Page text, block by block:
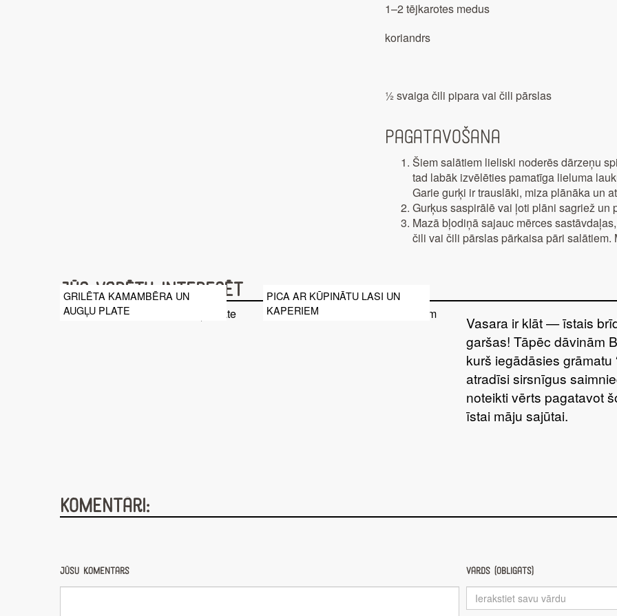
1–2 tējkarotes medus
koriandrs
½ svaiga čili pipara vai čili pārslas
Pagatavošana
Šiem salātiem lieliski noderēs dārzeņu
tad labāk izvēlēties pamatīga lieluma
Garie gurķi ir trauslāki, miza plānāka un
Gurķus saspirālē vai ļoti plāni sagriež un
Mazā bļodiņā sajauc mērces
čili vai čili pārslas pārkaisa pāri salātiem.
Jūs varētu interesēt
GRILĒTA KAMAMBĒRA UN
AUGĻU PLATE
PICA AR KŪPINĀTU LASI UN
KAPERIEM
Vasara ir klāt — īstais
garšas! Tāpēc dāvinām
kurš iegādāsies grāmatu
atradīsi sirsnīgus
noteikti vērts pagatavot
īstai māju sajūtai.
Komentāri:
Jūsu komentārs Vārds (obligāts)